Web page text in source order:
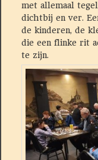
met allemaal
dichtbij en ver.
de kinderen, de
die een flinke rit
te zijn.